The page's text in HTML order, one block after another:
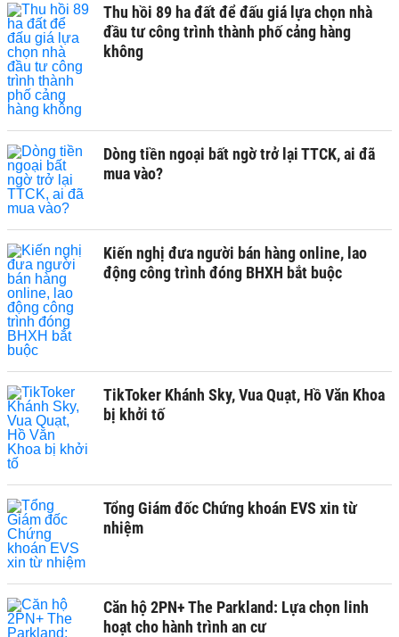
Thu hồi 89 ha đất để đấu giá lựa chọn nhà
đầu tư công trình thành phố cảng hàng
không
Dòng tiền ngoại bất ngờ trở lại TTCK, ai đã
mua vào?
Kiến nghị đưa người bán hàng online, lao
động công trình đóng BHXH bắt buộc
TikToker Khánh Sky, Vua Quạt, Hồ Văn Khoa
bị khởi tố
Tổng Giám đốc Chứng khoán EVS xin từ
nhiệm
Căn hộ 2PN+ The Parkland: Lựa chọn linh
hoạt cho hành trình an cư